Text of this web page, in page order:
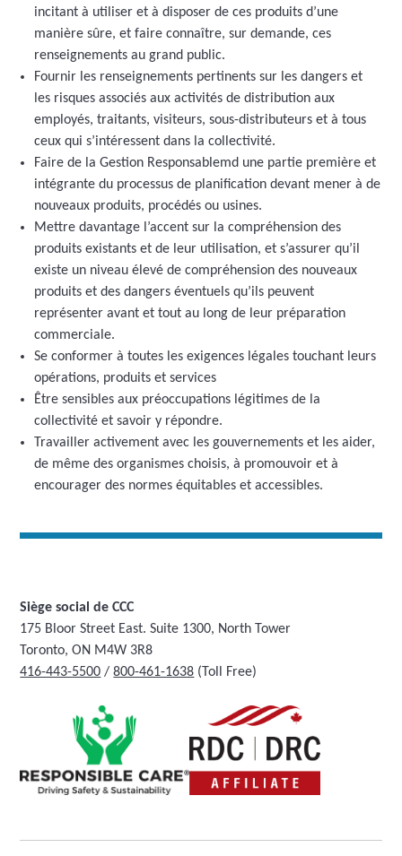
incitant à utiliser et à disposer de ces produits d’une
manière sûre, et faire connaître, sur demande, ces
renseignements au grand public.
Fournir les renseignements pertinents sur les dangers et
les risques associés aux activités de distribution aux
employés, traitants, visiteurs, sous-distributeurs et à tous
ceux qui s’intéressent dans la collectivité.
Faire de la Gestion Responsablemd une partie première et
intégrante du processus de planification devant mener à de
nouveaux produits, procédés ou usines.
Mettre davantage l’accent sur la compréhension des
produits existants et de leur utilisation, et s’assurer qu’il
existe un niveau élevé de compréhension des nouveaux
produits et des dangers éventuels qu’ils peuvent
représenter avant et tout au long de leur préparation
commerciale.
Se conformer à toutes les exigences légales touchant leurs
opérations, produits et services
Être sensibles aux préoccupations légitimes de la
collectivité et savoir y répondre.
Travailler activement avec les gouvernements et les aider,
de même des organismes choisis, à promouvoir et à
encourager des normes équitables et accessibles.
Siège social de CCC
175 Bloor Street East. Suite 1300, North Tower
Toronto, ON M4W 3R8
416-443-5500 /800-461-1638 (Toll Free)